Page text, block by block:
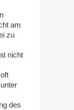
am
zu
nicht
des